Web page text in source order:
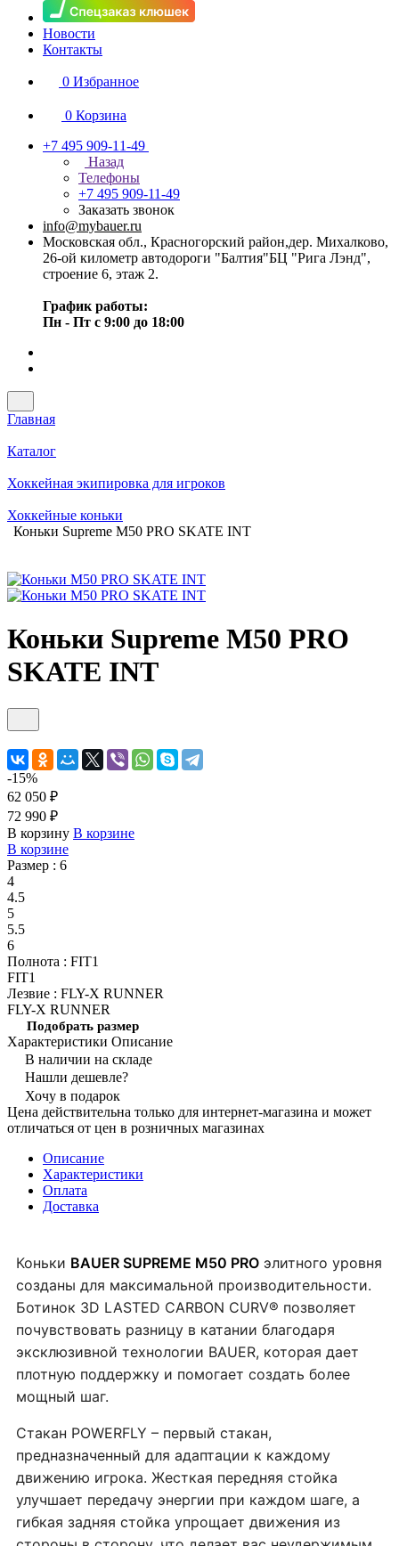
Новости
Контакты
0 Избранное
0 Корзина
+7 495 909-11-49
Назад
Телефоны
+7 495 909-11-49
Заказать звонок
info@mybauer.ru
Московская обл., Красногорский район,дер. Михалково,
26-ой километр автодороги "Балтия"БЦ "Рига Лэнд",
строение 6, этаж 2.
График работы:
Пн - Пт с 9:00 до 18:00
Главная
Каталог
Хоккейная экипировка для игроков
Хоккейные коньки
Коньки Supreme M50 PRO SKATE INT
Коньки Supreme M50 PRO
SKATE INT
-15%
62 050 ₽
72 990 ₽
В корзину В корзине
В корзине
Размер : 6
4
4.5
5
5.5
6
Полнота : FIT1
FIT1
Лезвие : FLY-X RUNNER
FLY-X RUNNER
Подобрать размер
Характеристики Описание
В наличии на складе
Нашли дешевле?
Хочу в подарок
Цена действительна только для интернет-магазина и может
отличаться от цен в розничных магазинах
Описание
Характеристики
Оплата
Доставка
Коньки BAUER SUPREME M50 PRO элитного уровня
созданы для максимальной производительности.
Ботинок 3D LASTED CARBON CURV® позволяет
почувствовать разницу в катании благодаря
эксклюзивной технологии BAUER, которая дает
плотную поддержку и помогает создать более
мощный шаг.
Стакан POWERFLY – первый стакан,
предназначенный для адаптации к каждому
движению игрока. Жесткая передняя стойка
улучшает передачу энергии при каждом шаге, а
гибкая задняя стойка упрощает движения из